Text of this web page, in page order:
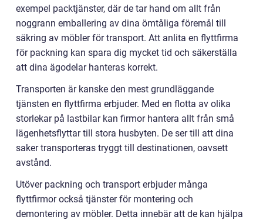
exempel packtjänster, där de tar hand om allt från
noggrann emballering av dina ömtåliga föremål till
säkring av möbler för transport. Att anlita en flyttfirma
för packning kan spara dig mycket tid och säkerställa
att dina ägodelar hanteras korrekt.
Transporten är kanske den mest grundläggande
tjänsten en flyttfirma erbjuder. Med en flotta av olika
storlekar på lastbilar kan firmor hantera allt från små
lägenhetsflyttar till stora husbyten. De ser till att dina
saker transporteras tryggt till destinationen, oavsett
avstånd.
Utöver packning och transport erbjuder många
flyttfirmor också tjänster för montering och
demontering av möbler. Detta innebär att de kan hjälpa